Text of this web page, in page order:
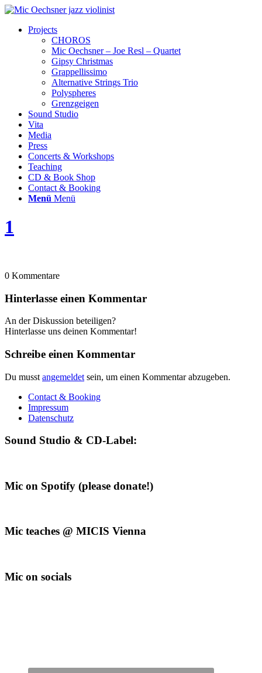
Projects
CHOROS
Mic Oechsner – Joe Resl – Quartet
Gipsy Christmas
Grappellissimo
Alternative Strings Trio
Polyspheres
Grenzgeigen
Sound Studio
Vita
Media
Press
Concerts & Workshops
Teaching
CD & Book Shop
Contact & Booking
Menü Menü
1
0 Kommentare
Hinterlasse einen Kommentar
An der Diskussion beteiligen?
Hinterlasse uns deinen Kommentar!
Schreibe einen Kommentar
Du musst angemeldet sein, um einen Kommentar abzugeben.
Contact & Booking
Impressum
Datenschutz
Sound Studio & CD-Label:
Mic on Spotify (please donate!)
Mic teaches @ MICIS Vienna
Mic on socials